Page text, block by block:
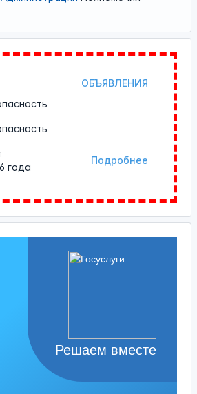
ОБЪЯВЛЕНИЯ
Подробнее
года
Решаем вместе